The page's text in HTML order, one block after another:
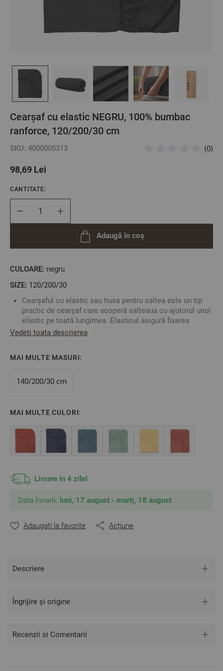
Cearșaf cu elastic NEGRU, 100% bumbac
ranforce, 120/200/30 cm
SKU: 4000005313 (0)
98,69 Lei
CULOARE: negru
SIZE: 120/200/30
Cearșaful cu elastic sau husa pentru saltea este un tip
practic de cearșaf care acoperă salteaua cu ajutorul unui
elastic pe toată lungimea. Elasticul asigură fixarea
cearșafului și împiedică alunecarea acestuia de pe
Combinați-l cu lenjerie de pat fără cearșaf de jos și creați
Pentru a determina dimensiunea cearșafului cu elastic,
Culoare: Negru
Dimensiune: 120/200/30 cm
Această dimensiune este potrivită pentru o saltea de
120/200/30 cm sau mai mică, înălțimea maximă a
Compoziție: 100% bumbac Ranforce, contracție de până
** Fotografiile sunt ilustrative și pot exista diferențe de
utilizat.
Vedeti toata descrierea
MAI MULTE MASURI:
140/200/30 cm
MAI MULTE CULORI:
Livrare in 4 zile!
Data livrarii: luni, 17 august - marți, 18 august
CANTITATE:
Adaugă în coș
Adaugati la favorite Acțiune
Descriere
Îngrijire și origine
Recenzii si Comentarii